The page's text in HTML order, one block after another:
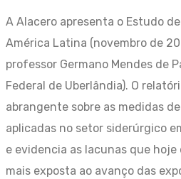
A Alacero apresenta o Estudo
América Latina (novembro de
professor Germano Mendes de
Federal de Uberlândia). O
abrangente sobre as medidas
aplicadas no setor siderúrgico
e evidencia as lacunas que
mais exposta ao avanço das